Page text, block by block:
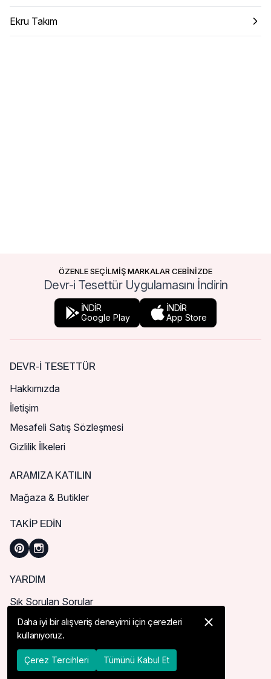
Ekru Takım
ÖZENLE SEÇİLMİŞ MARKALAR CEBİNİZDE
Devr-i Tesettür Uygulamasını İndirin
İNDİR
Google Play
İNDİR
App Store
DEVR-I TESETTÜR
Hakkımızda
İletişim
Mesafeli Satış Sözleşmesi
Gizlilik İlkeleri
ARAMIZA KATILIN
Mağaza & Butikler
TAKIP EDIN
YARDIM
Sık Sorulan Sorular
Nasıl Sipariş Verebilirim?
Kargo ve Teslimat
İade, İptal ve Değişim
Daha iyi bir alışveriş deneyimi için çerezleri
kullanıyoruz.
Çerez Tercihleri Tümünü Kabul Et